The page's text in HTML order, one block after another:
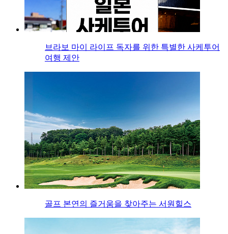
브라보 마이 라이프 독자를 위한 특별한 사케투어
여행 제안
골프 본연의 즐거움을 찾아주는 서원힐스